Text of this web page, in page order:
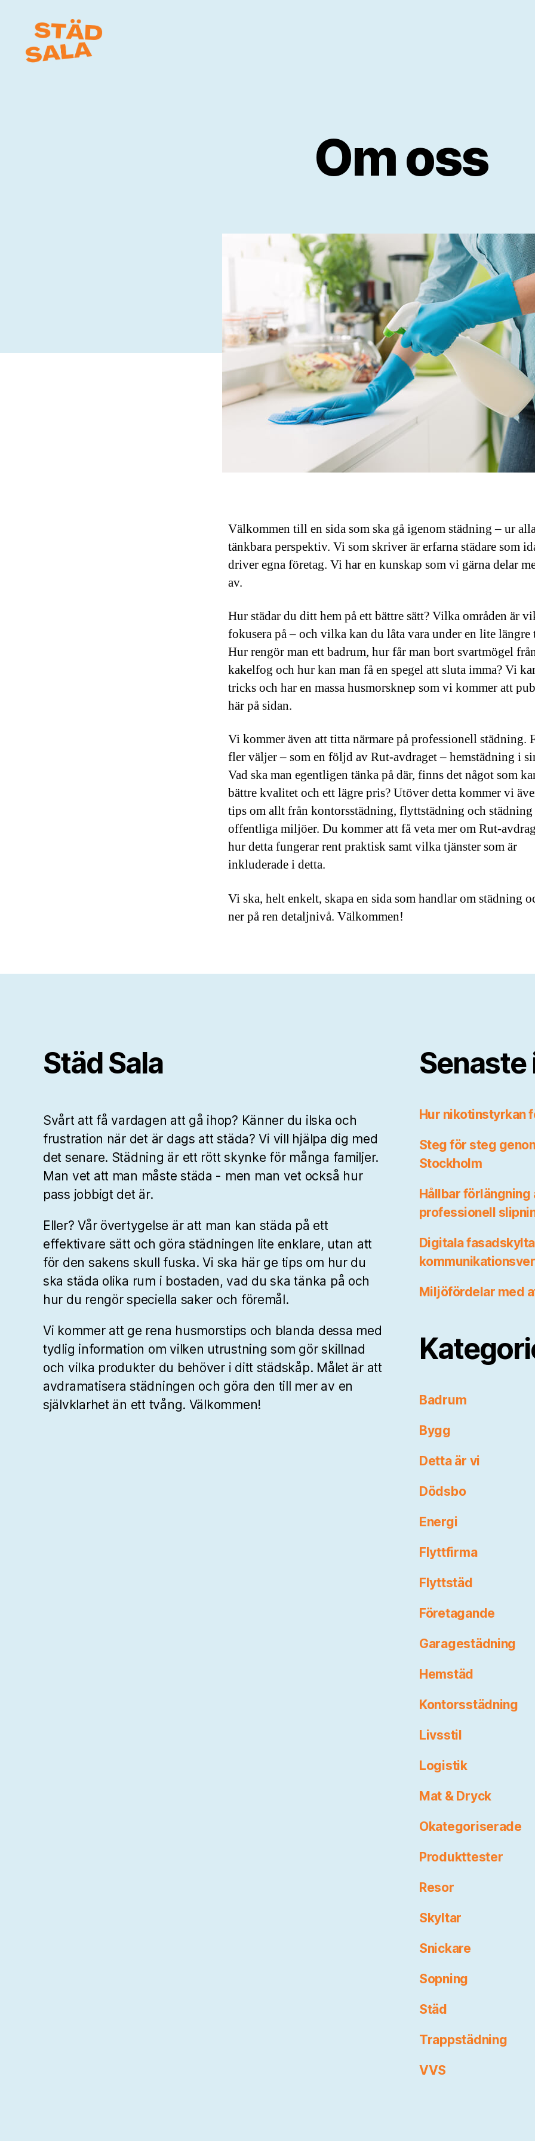
Om oss
Välkommen till en sida som ska gå igenom städning – ur
tänkbara perspektiv. Vi som skriver är erfarna städare som
driver egna företag. Vi har en kunskap som vi gärna delar
av.
Hur städar du ditt hem på ett bättre sätt? Vilka områden är
fokusera på – och vilka kan du låta vara under en lite längre
Hur rengör man ett badrum, hur får man bort svartmögel
kakelfog och hur kan man få en spegel att sluta imma? Vi
tricks och har en massa husmorsknep som vi kommer att
här på sidan.
Vi kommer även att titta närmare på professionell städning.
fler väljer – som en följd av Rut-avdraget – hemstädning i
Vad ska man egentligen tänka på där, finns det något som
bättre kvalitet och ett lägre pris? Utöver detta kommer vi
tips om allt från kontorsstädning, flyttstädning och
offentliga miljöer. Du kommer att få veta mer om Rut-
hur detta fungerar rent praktisk samt vilka tjänster som är
inkluderade i detta.
Vi ska, helt enkelt, skapa en sida som handlar om städning
ner på ren detaljnivå. Välkommen!
Städ Sala
Svårt att få vardagen att gå ihop? Känner du ilska och
frustration när det är dags att städa? Vi vill hjälpa dig med
det senare. Städning är ett rött skynke för många familjer.
Man vet att man måste städa - men man vet också hur
pass jobbigt det är.
Eller? Vår övertygelse är att man kan städa på ett
effektivare sätt och göra städningen lite enklare, utan att
för den sakens skull fuska. Vi ska här ge tips om hur du
ska städa olika rum i bostaden, vad du ska tänka på och
hur du rengör speciella saker och föremål.
Vi kommer att ge rena husmorstips och blanda dessa med
tydlig information om vilken utrustning som gör skillnad
och vilka produkter du behöver i ditt städskåp. Målet är att
avdramatisera städningen och göra den till mer av en
självklarhet än ett tvång. Välkommen!
Hur nikotinstyrkan
Steg för steg
Stockholm
Hållbar
professionell
Digitala
Miljöfördelar med
Badrum
Bygg
Detta är vi
Dödsbo
Energi
Flyttfirma
Flyttstäd
Företagande
Garagestädning
Hemstäd
Kontorsstädning
Livsstil
Logistik
Mat & Dryck
Okategoriserade
Produkttester
Resor
Skyltar
Snickare
Sopning
Städ
Trappstädning
VVS